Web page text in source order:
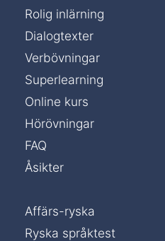
Rolig inlärning
Dialogtexter
Verbövningar
Superlearning
Online kurs
Hörövningar
FAQ
Åsikter
Affärs-ryska
Ryska språktest